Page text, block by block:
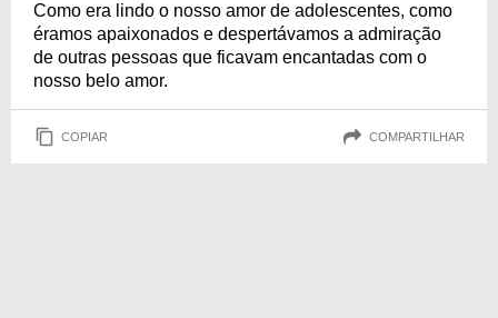
Como era lindo o nosso amor de adolescentes, como
éramos apaixonados e despertávamos a admiração
de outras pessoas que ficavam encantadas com o
nosso belo amor.
COPIAR COMPARTILHAR